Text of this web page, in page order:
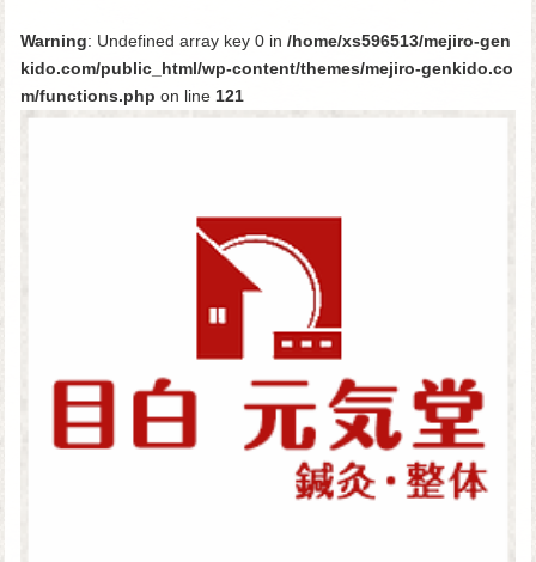
Warning: Undefined array key 0 in /home/xs596513/mejiro-gen
kido.com/public_html/wp-content/themes/mejiro-genkido.co
m/functions.php on line 121